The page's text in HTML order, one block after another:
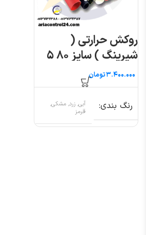
روکش حرارتی (
شیرینگ ) سایز ۸۰ ۵
متری
تومان
رنگ بندی
آبی, زرد, مشکی,
قرمز